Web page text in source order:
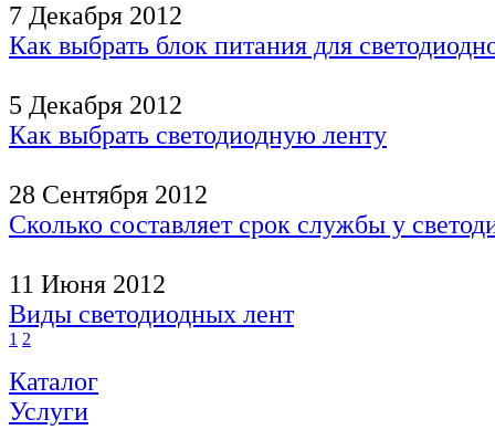
7 Декабря 2012
Как выбрать блок питания для
5 Декабря 2012
Как выбрать светодиодную ленту
28 Сентября 2012
Сколько составляет срок службы у
11 Июня 2012
Виды светодиодных лент
1 2
Каталог
Услуги